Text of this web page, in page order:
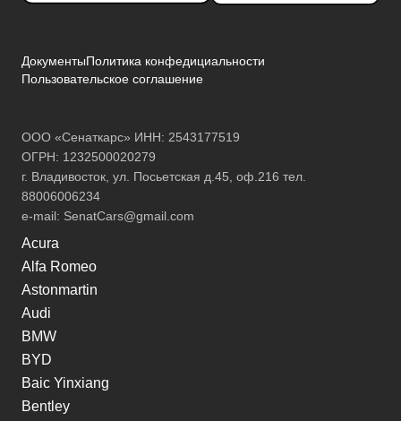
ДокументыПолитика конфедициальности
Пользовательское соглашение
ООО «Сенаткарс» ИНН: 2543177519
ОГРН: 1232500020279
г. Владивосток, ул. Посьетская д.45, оф.216 тел.
88006006234
e-mail: SenatCars@gmail.com
Acura
Alfa Romeo
Astonmartin
Audi
BMW
BYD
Baic Yinxiang
Bentley